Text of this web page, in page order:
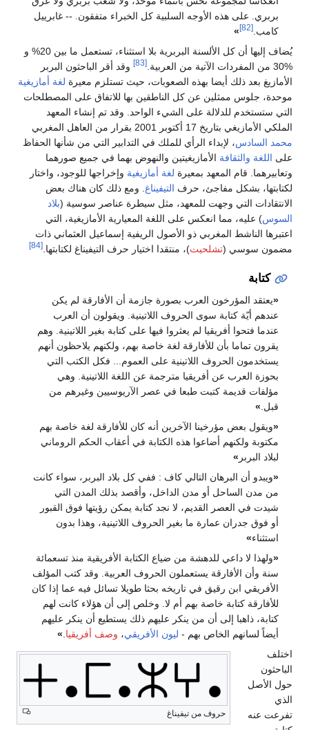
الأوجه السلبية كل الخبراء متفقون. -- غابرييل
يُضاف إليها أن كل الألسنة البربرية بلا استثناء، تستعمل ما بين 20% و
وقد أقر الباحثون البربر
أيضا بهذه الصعوبات، حيث تستلزم معيرةلغة أمازيغية
عن كل الناطقين بها للاتفاق على المصطلحات
على الشيء الواحد. وقد تم إنشاء المعهد
من العاهل المغربي
لإبداء الرأي للملك في التدابير التي من شأنها الحفاظ
الأمازيغيتين والنهوض بهما في جميع صورهما
بمعيرة
لغة أمازيغية وإخراجها للوجود، واختار
مفاجئ، حرفالتيفيناغ. ومع ذلك كان هناك بعض
وجهت للمعهد، مثل سيطرة عناصر سوسية (بلاد
انعكس على اللغة المعيارية الأمازيغية، التي
ذو الأصول الريفية إسماعيل العثماني ذات
تشلحيت)، منتقدا اختيار حرف التيفيناغ لكتابتها.
العرب بصورة جازمة أن الأفارقة لم يكن
سوى الحروف اللاتينية. ويقولون أن العرب
لم يعثروا فيها على كتابة بغير اللاتينية. وهم
للأفارقة لغة خاصة بهم، ولكنهم يلاحظون أنهم
اللاتينية على العموم... فكل الكتب التي
عن أفريقيا مترجمة عن اللغة اللاتينية. وهي
كتبت طبعا في عصر الآريوسيين وغيرهم من
الآخرين أنه كان للأفارقة لغة خاصة بهم
أضاعوا هذه الكتابة في أعقاب الحكم الروماني
التالي كاف : ففي كل بلاد البربر، سواء كانت
أو مدن الداخل، وأقصد بذلك المدن التي
القديم، لا نجد كتابة يمكن رؤيتها فوق القبور
عمارة ما بغير الحروف اللاتينية، وهذا بدون
للدهشة من ضياع الكتابة الأفريقية منذ تسعمائة
يستعملون الحروف العربية. وقد كتب المؤلف
رقيق في تاريخه بحثا طويلا تسائل فيه عما إذا كان
خاصة بهم أم لا. وخلص إلى أن هؤلاء كانت لهم
إلى أن من ينكر عليهم ذلك يستطيع أن ينكر عليهم
الخاص بهم -ليون الأفريقي ،وصف أفريقيا »
حروف من تيفيناغ